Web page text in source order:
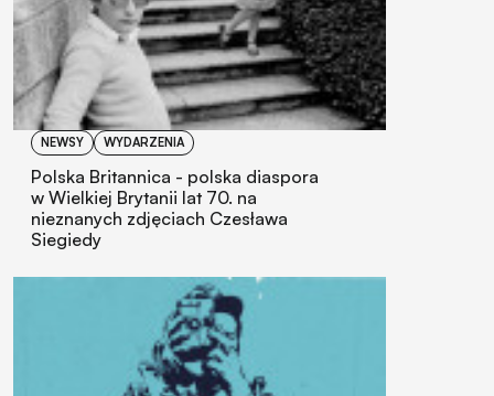
NEWSY WYDARZENIA
Polska Britannica - polska diaspora
w Wielkiej Brytanii lat 70. na
nieznanych zdjęciach Czesława
Siegiedy